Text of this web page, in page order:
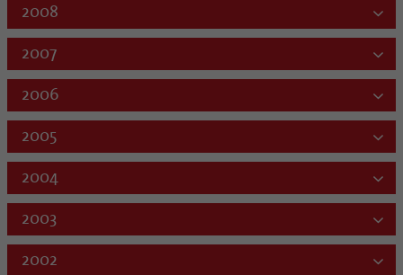
2008
2007
2006
2005
2004
2003
2002